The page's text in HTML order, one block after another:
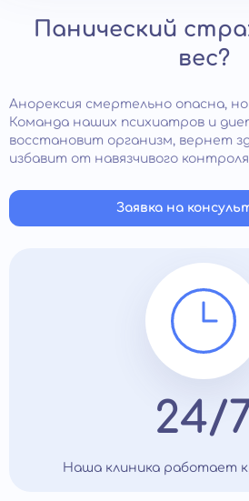
Панический
вес?
Анорексия смертельно опасна,
Команда наших психиатров и
восстановит организм, вернет
избавит от навязчивого
Заявка на
24/
Наша клиника работает